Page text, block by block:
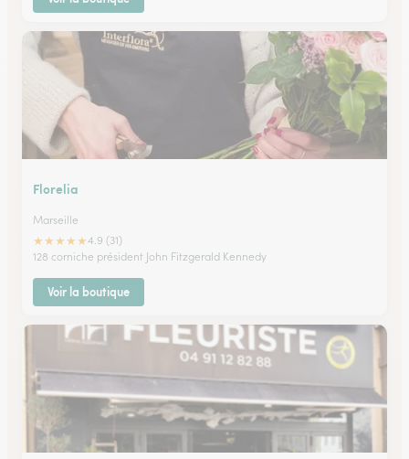
Florelia
Marseille
★★★★★4.9 (31)
128 corniche président John Fitzgerald Kennedy
Voir la boutique